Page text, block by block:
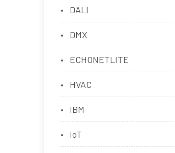
DALI
DMX
ECHONETLITE
HVAC
IBM
IoT